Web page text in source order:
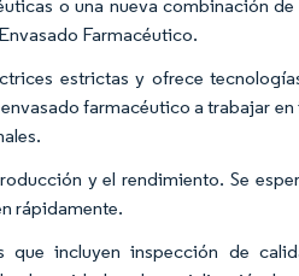
o una nueva combinación
Farmacéutico.
estrictas y ofrece
farmacéutico a trabajar
y el rendimiento. Se
rápidamente.
que incluyen inspección de